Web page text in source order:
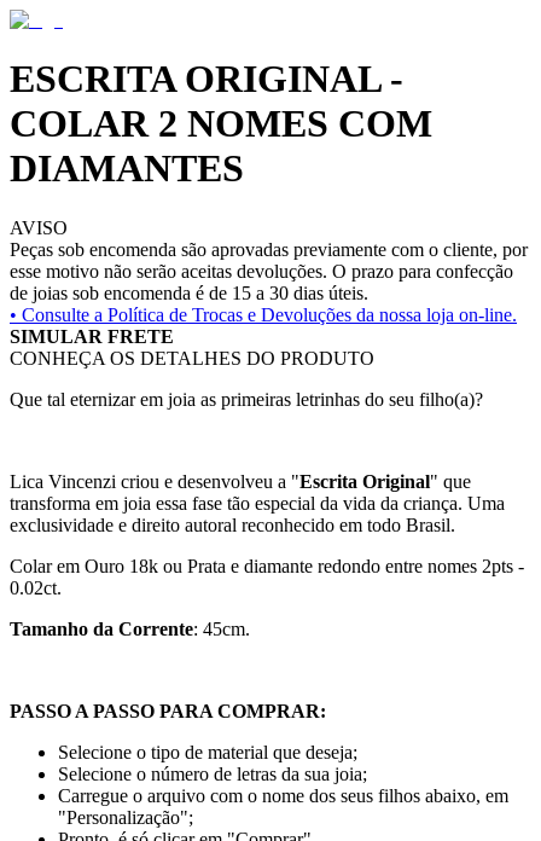
ESCRITA ORIGINAL -
COLAR 2 NOMES COM
DIAMANTES
AVISO
Peças sob encomenda são aprovadas previamente com o cliente, por
esse motivo não serão aceitas devoluções. O prazo para confecção
de joias sob encomenda é de 15 a 30 dias úteis.
• Consulte a Política de Trocas e Devoluções da nossa loja on-line.
SIMULAR FRETE
CONHEÇA OS DETALHES DO PRODUTO
Que tal eternizar em joia as primeiras letrinhas do seu filho(a)?
Lica Vincenzi criou e desenvolveu a "Escrita Original" que
transforma em joia essa fase tão especial da vida da criança. Uma
exclusividade e direito autoral reconhecido em todo Brasil.
Colar em Ouro 18k ou Prata e diamante redondo entre nomes 2pts -
0.02ct.
Tamanho da Corrente: 45cm.
PASSO A PASSO PARA COMPRAR:
Selecione o tipo de material que deseja;
Selecione o número de letras da sua joia;
Carregue o arquivo com o nome dos seus filhos abaixo, em
"Personalização";